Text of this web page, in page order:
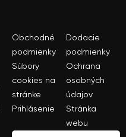
Obchodné
podmienky
Dodacie
podmienky
Súbory
cookies na
stránke
Ochrana
osobných
údajov
Prihlásenie
Stránka
webu